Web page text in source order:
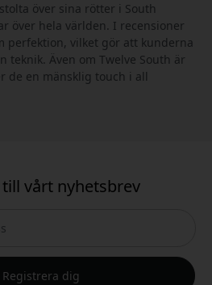
över sina rötter i South
över hela världen. I recensioner
perfektion, vilket gör att kunderna
teknik. Även om Twelve South är
de en mänsklig touch i all
vårt nyhetsbrev
Registrera dig